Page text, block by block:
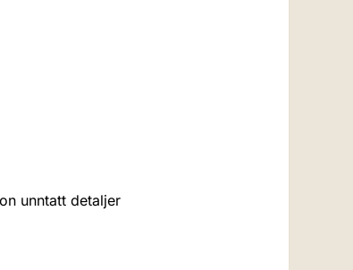
unntatt detaljer